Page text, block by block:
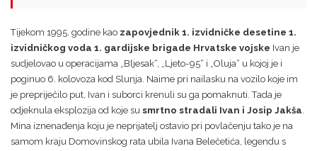
Tijekom 1995. godine kao zapovjednik 1. izvidničke desetine 1.
izvidničkog voda 1. gardijske brigade Hrvatske vojske Ivan je
sudjelovao u operacijama „Bljesak“, „Ljeto-95“ i „Oluja“ u kojoj je i
poginuo 6. kolovoza kod Slunja. Naime pri nailasku na vozilo koje im
je prepriječilo put, Ivan i suborci krenuli su ga pomaknuti. Tada je
odjeknula eksplozija od koje su smrtno stradali Ivan i Josip Jakša.
Mina iznenađenja koju je neprijatelj ostavio pri povlačenju tako je na
samom kraju Domovinskog rata ubila Ivana Belečetića, legendu s